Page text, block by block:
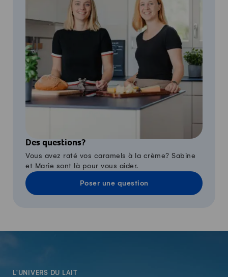
Des questions?
Vous avez raté vos caramels à la crème? Sabine
et Marie sont là pour vous aider.
Poser une question
L'UNIVERS DU LAIT